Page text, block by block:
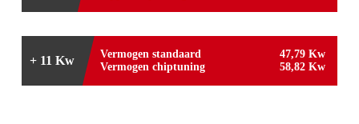
+ 11 Kw Vermogen standaard
47,79 Kw
Vermogen chiptuning
58,82 Kw